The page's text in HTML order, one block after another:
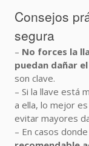
Consejos
segura
– No forces la
puedan dañar
son clave.
– Si la llave está
a ella, lo mejor
evitar mayores
– En casos